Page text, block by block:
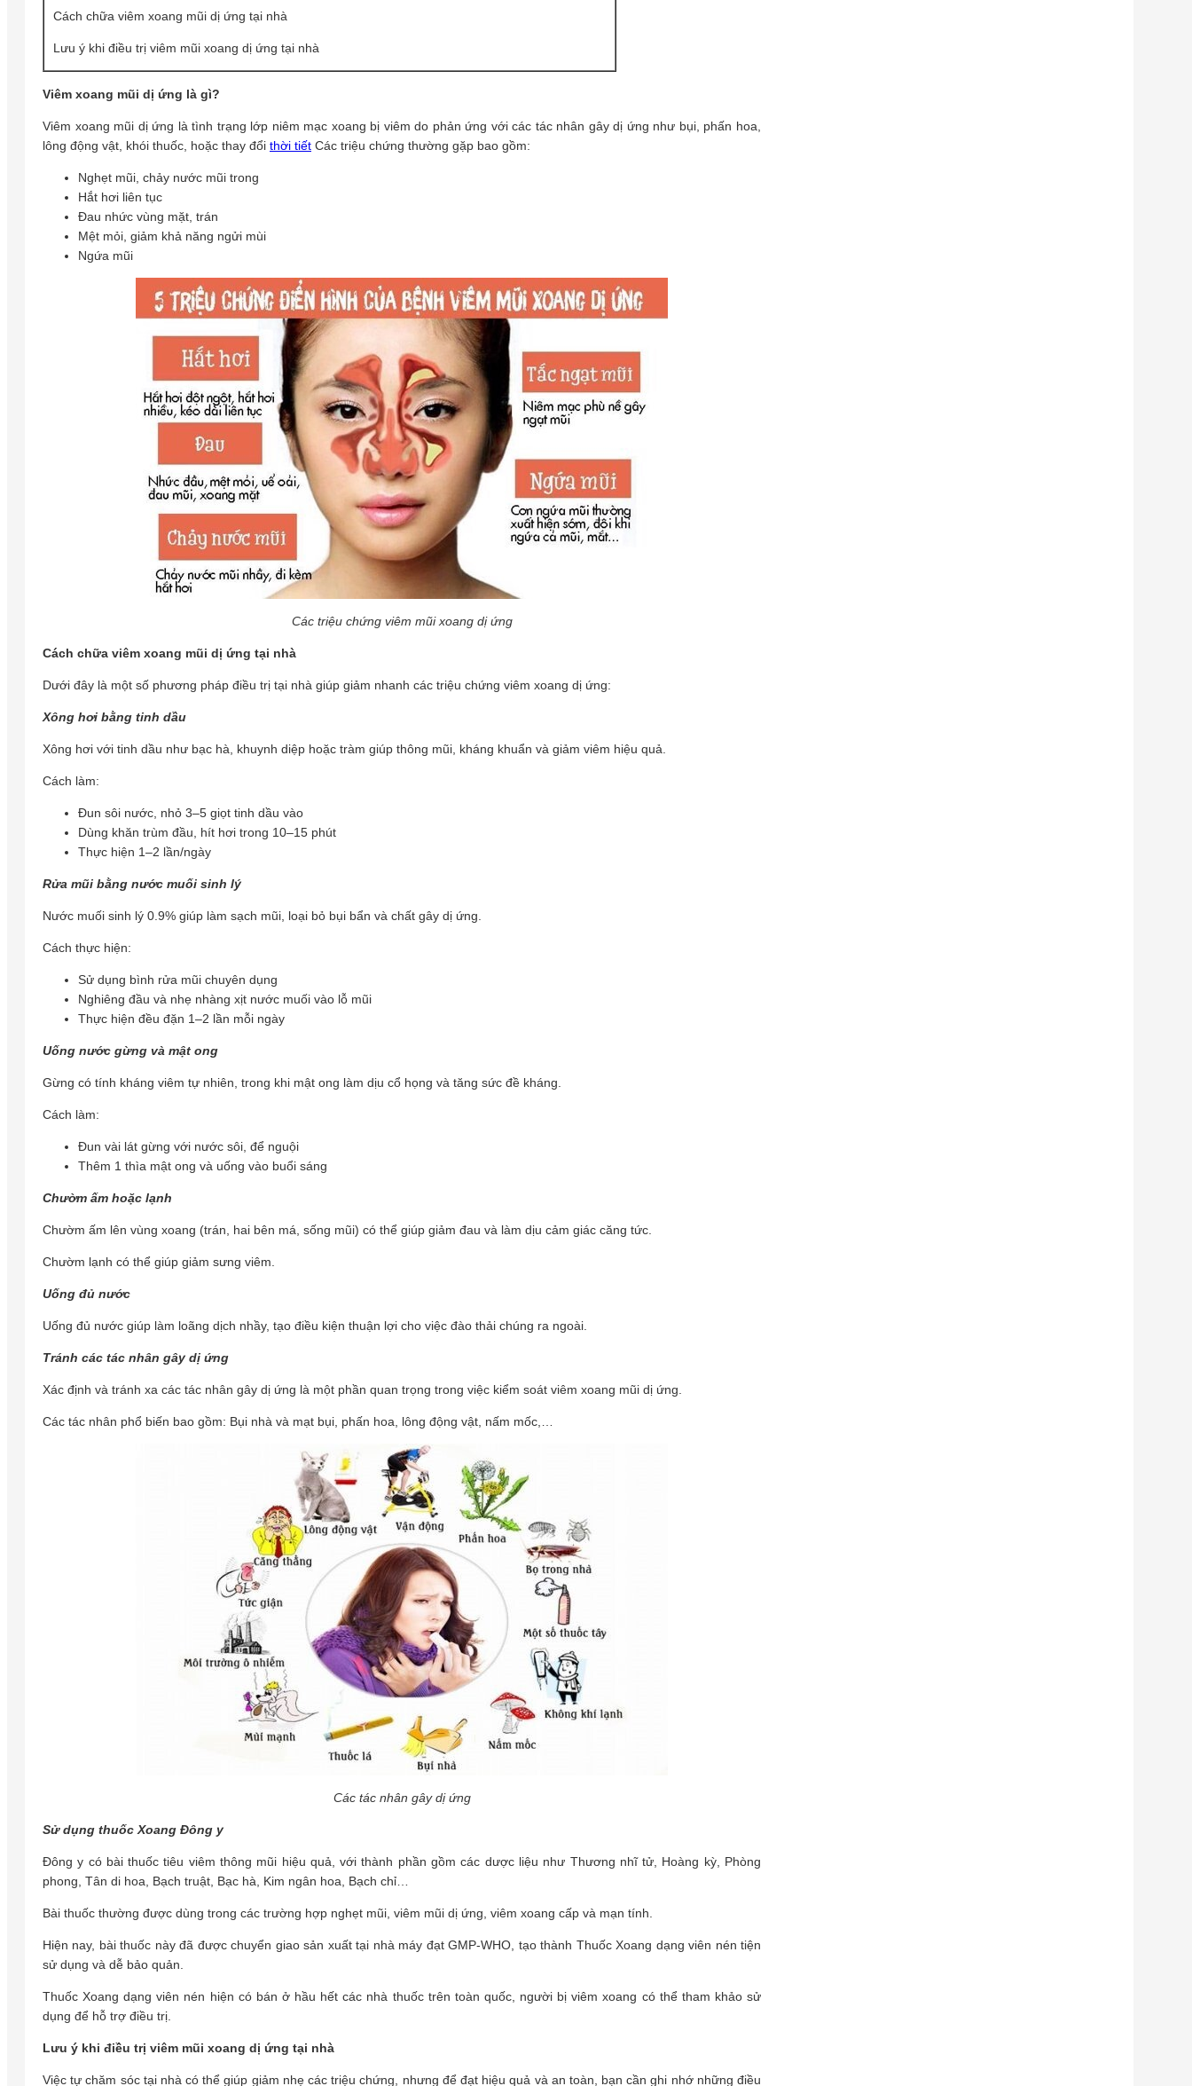
Cách chữa viêm xoang mũi dị ứng tại nhà
Lưu ý khi điều trị viêm mũi xoang dị ứng tại nhà
Viêm xoang mũi dị ứng là gì?
Viêm xoang mũi dị ứng là tình trạng lớp niêm mạc xoang bị viêm do phản ứng với các tác nhân gây dị ứng như bụi, phấn hoa,
lông động vật, khói thuốc, hoặc thay đổi thời tiết Các triệu chứng thường gặp bao gồm:
Nghẹt mũi, chảy nước mũi trong
Hắt hơi liên tục
Đau nhức vùng mặt, trán
Mệt mỏi, giảm khả năng ngửi mùi
Ngứa mũi
Các triệu chứng viêm mũi xoang dị ứng
Cách chữa viêm xoang mũi dị ứng tại nhà
Dưới đây là một số phương pháp điều trị tại nhà giúp giảm nhanh các triệu chứng viêm xoang dị ứng:
Xông hơi bằng tinh dầu
Xông hơi với tinh dầu như bạc hà, khuynh diệp hoặc tràm giúp thông mũi, kháng khuẩn và giảm viêm hiệu quả.
Cách làm:
Đun sôi nước, nhỏ 3–5 giọt tinh dầu vào
Dùng khăn trùm đầu, hít hơi trong 10–15 phút
Thực hiện 1–2 lần/ngày
Rửa mũi bằng nước muối sinh lý
Nước muối sinh lý 0.9% giúp làm sạch mũi, loại bỏ bụi bẩn và chất gây dị ứng.
Cách thực hiện:
Sử dụng bình rửa mũi chuyên dụng
Nghiêng đầu và nhẹ nhàng xịt nước muối vào lỗ mũi
Thực hiện đều đặn 1–2 lần mỗi ngày
Uống nước gừng và mật ong
Gừng có tính kháng viêm tự nhiên, trong khi mật ong làm dịu cổ họng và tăng sức đề kháng.
Cách làm:
Đun vài lát gừng với nước sôi, để nguội
Thêm 1 thìa mật ong và uống vào buổi sáng
Chườm ấm hoặc lạnh
Chườm ấm lên vùng xoang (trán, hai bên má, sống mũi) có thể giúp giảm đau và làm dịu cảm giác căng tức.
Chườm lạnh có thể giúp giảm sưng viêm.
Uống đủ nước
Uống đủ nước giúp làm loãng dịch nhầy, tạo điều kiện thuận lợi cho việc đào thải chúng ra ngoài.
Tránh các tác nhân gây dị ứng
Xác định và tránh xa các tác nhân gây dị ứng là một phần quan trọng trong việc kiểm soát viêm xoang mũi dị ứng.
Các tác nhân phổ biến bao gồm: Bụi nhà và mạt bụi, phấn hoa, lông động vật, nấm mốc,…
Các tác nhân gây dị ứng
Sử dụng thuốc Xoang Đông y
Đông y có bài thuốc tiêu viêm thông mũi hiệu quả, với thành phần gồm các dược liệu như Thương nhĩ tử, Hoàng kỳ, Phòng
phong, Tân di hoa, Bạch truật, Bạc hà, Kim ngân hoa, Bạch chỉ…
Bài thuốc thường được dùng trong các trường hợp nghẹt mũi, viêm mũi dị ứng, viêm xoang cấp và mạn tính.
Hiện nay, bài thuốc này đã được chuyển giao sản xuất tại nhà máy đạt GMP-WHO, tạo thành Thuốc Xoang dạng viên nén tiện
sử dụng và dễ bảo quản.
Thuốc Xoang dạng viên nén hiện có bán ở hầu hết các nhà thuốc trên toàn quốc, người bị viêm xoang có thể tham khảo sử
dụng để hỗ trợ điều trị.
Lưu ý khi điều trị viêm mũi xoang dị ứng tại nhà
Việc tự chăm sóc tại nhà có thể giúp giảm nhẹ các triệu chứng, nhưng để đạt hiệu quả và an toàn, bạn cần ghi nhớ những điều